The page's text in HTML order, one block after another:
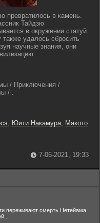
превратилось в камень.
Тайдзю
в окружении статуй.
удалось сбросить
научные знания, они
/ Приключения /
/ .
, Юити Накамура, Макото
7-06-2021, 19:33
переживают смерть Нетейама